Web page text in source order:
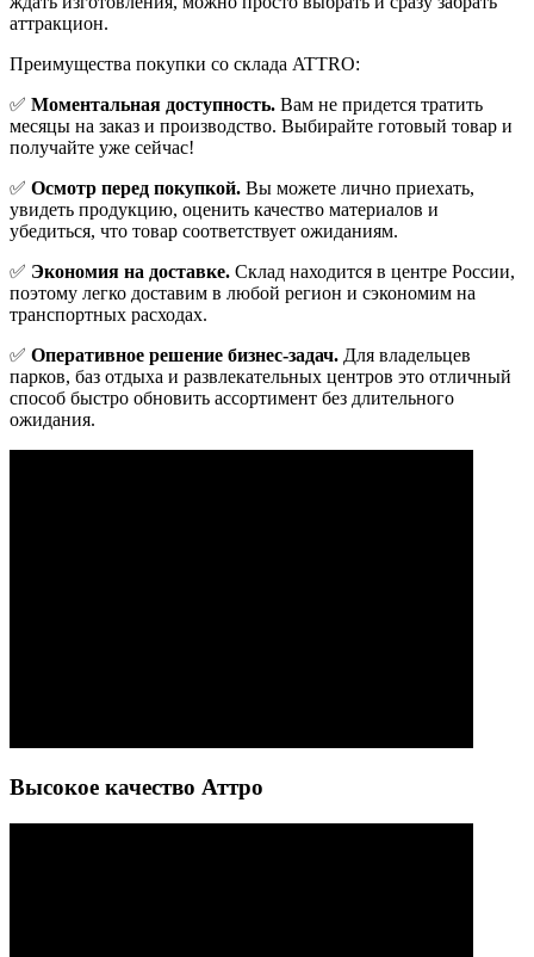
аттракцион.
Преимущества покупки со склада ATTRO:
✅ Моментальная доступность. Вам не придется тратить
месяцы на заказ и производство. Выбирайте готовый товар и
получайте уже сейчас!
✅ Осмотр перед покупкой. Вы можете лично приехать,
увидеть продукцию, оценить качество материалов и
убедиться, что товар соответствует ожиданиям.
✅ Экономия на доставке. Склад находится в центре России,
поэтому легко доставим в любой регион и сэкономим на
транспортных расходах.
✅ Оперативное решение бизнес-задач. Для владельцев
парков, баз отдыха и развлекательных центров это отличный
способ быстро обновить ассортимент без длительного
ожидания.
Высокое качество Аттро